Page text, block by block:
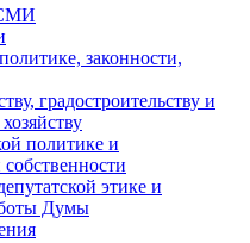
законности,
градостроительству и
политике и
этике и
Думы